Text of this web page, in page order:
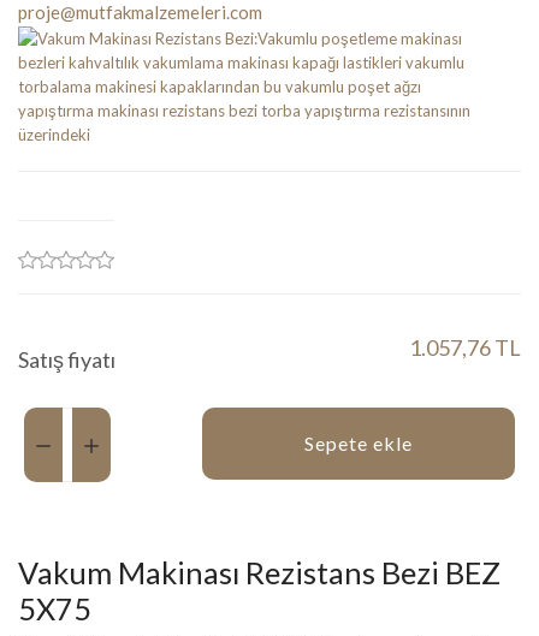
proje@mutfakmalzemeleri.com
Satış fiyatı 1.057,76 TL
Miktar:
Sepete ekle
Vakum Makinası Rezistans Bezi BEZ
5X75